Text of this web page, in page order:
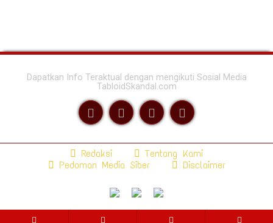
Dapatkan Info Teraktual dengan mengikuti Sosial Media
TabloidSkandal.com
Redaksi
Tentang Kami
Pedoman Media Siber
Disclaimer